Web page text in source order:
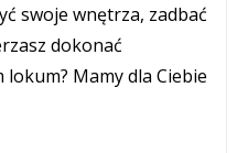
swoje wnętrza, zadbać
dokonać
Mamy dla Ciebie